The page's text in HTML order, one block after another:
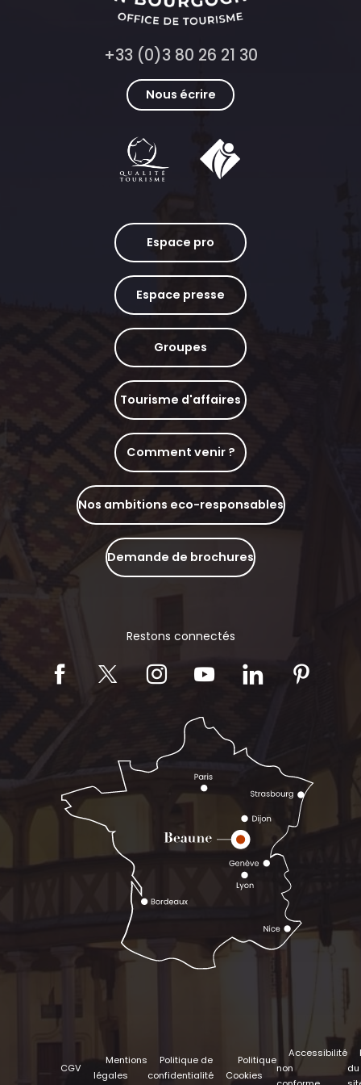
+33 (0)3 80 26 21 30
Nous écrire
Espace pro
Espace presse
Groupes
Tourisme d'affaires
Comment venir ?
Nos ambitions eco-responsables
Demande de brochures
Restons connectés
CGV
Mentions
légales
Politique de
confidentialité
Politique
Cookies
Accessibilité
non
du